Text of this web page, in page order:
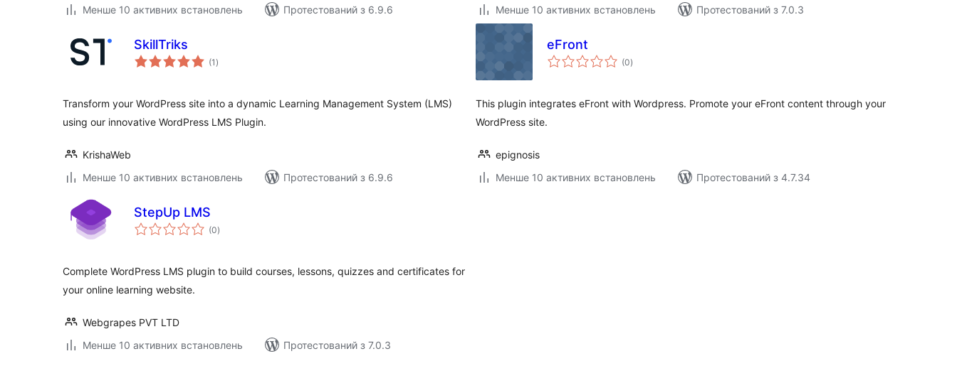
Менше 10 активних встановлень
Протестований з 6.9.6
Менше 10 активних встановлень
Протестований з 7.0.3
SkillTriks
(1 загальний
рейтинг
)
Transform your WordPress site into a dynamic Learning Management System (LMS)
using our innovative WordPress LMS Plugin.
KrishaWeb
Менше 10 активних встановлень
Протестований з 6.9.6
eFront
(0загальний
рейтинг
)
This plugin integrates eFront with Wordpress. Promote your eFront content through your
WordPress site.
epignosis
Менше 10 активних встановлень
Протестований з 4.7.34
StepUp LMS
(0загальний
рейтинг
)
Complete WordPress LMS plugin to build courses, lessons, quizzes and certificates for
your online learning website.
Webgrapes PVT LTD
Менше 10 активних встановлень
Протестований з 7.0.3